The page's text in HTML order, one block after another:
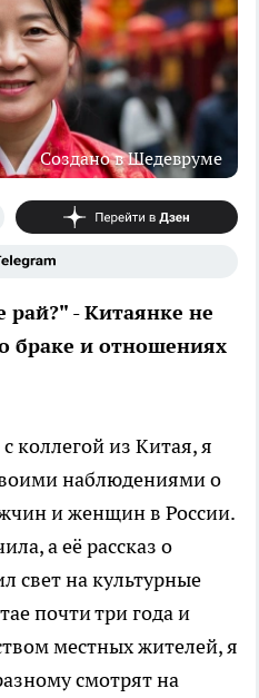
Создано в Шедевруме
- Китаянке не
браке и отношениях
коллегой из Китая, я
наблюдениями о
и женщин в России.
а её рассказ о
свет на культурные
почти три года и
местных жителей, я
смотрят на